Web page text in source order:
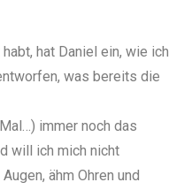
hat Daniel ein, wie ich
was bereits die
immer noch das
will ich mich nicht
ähm Ohren und